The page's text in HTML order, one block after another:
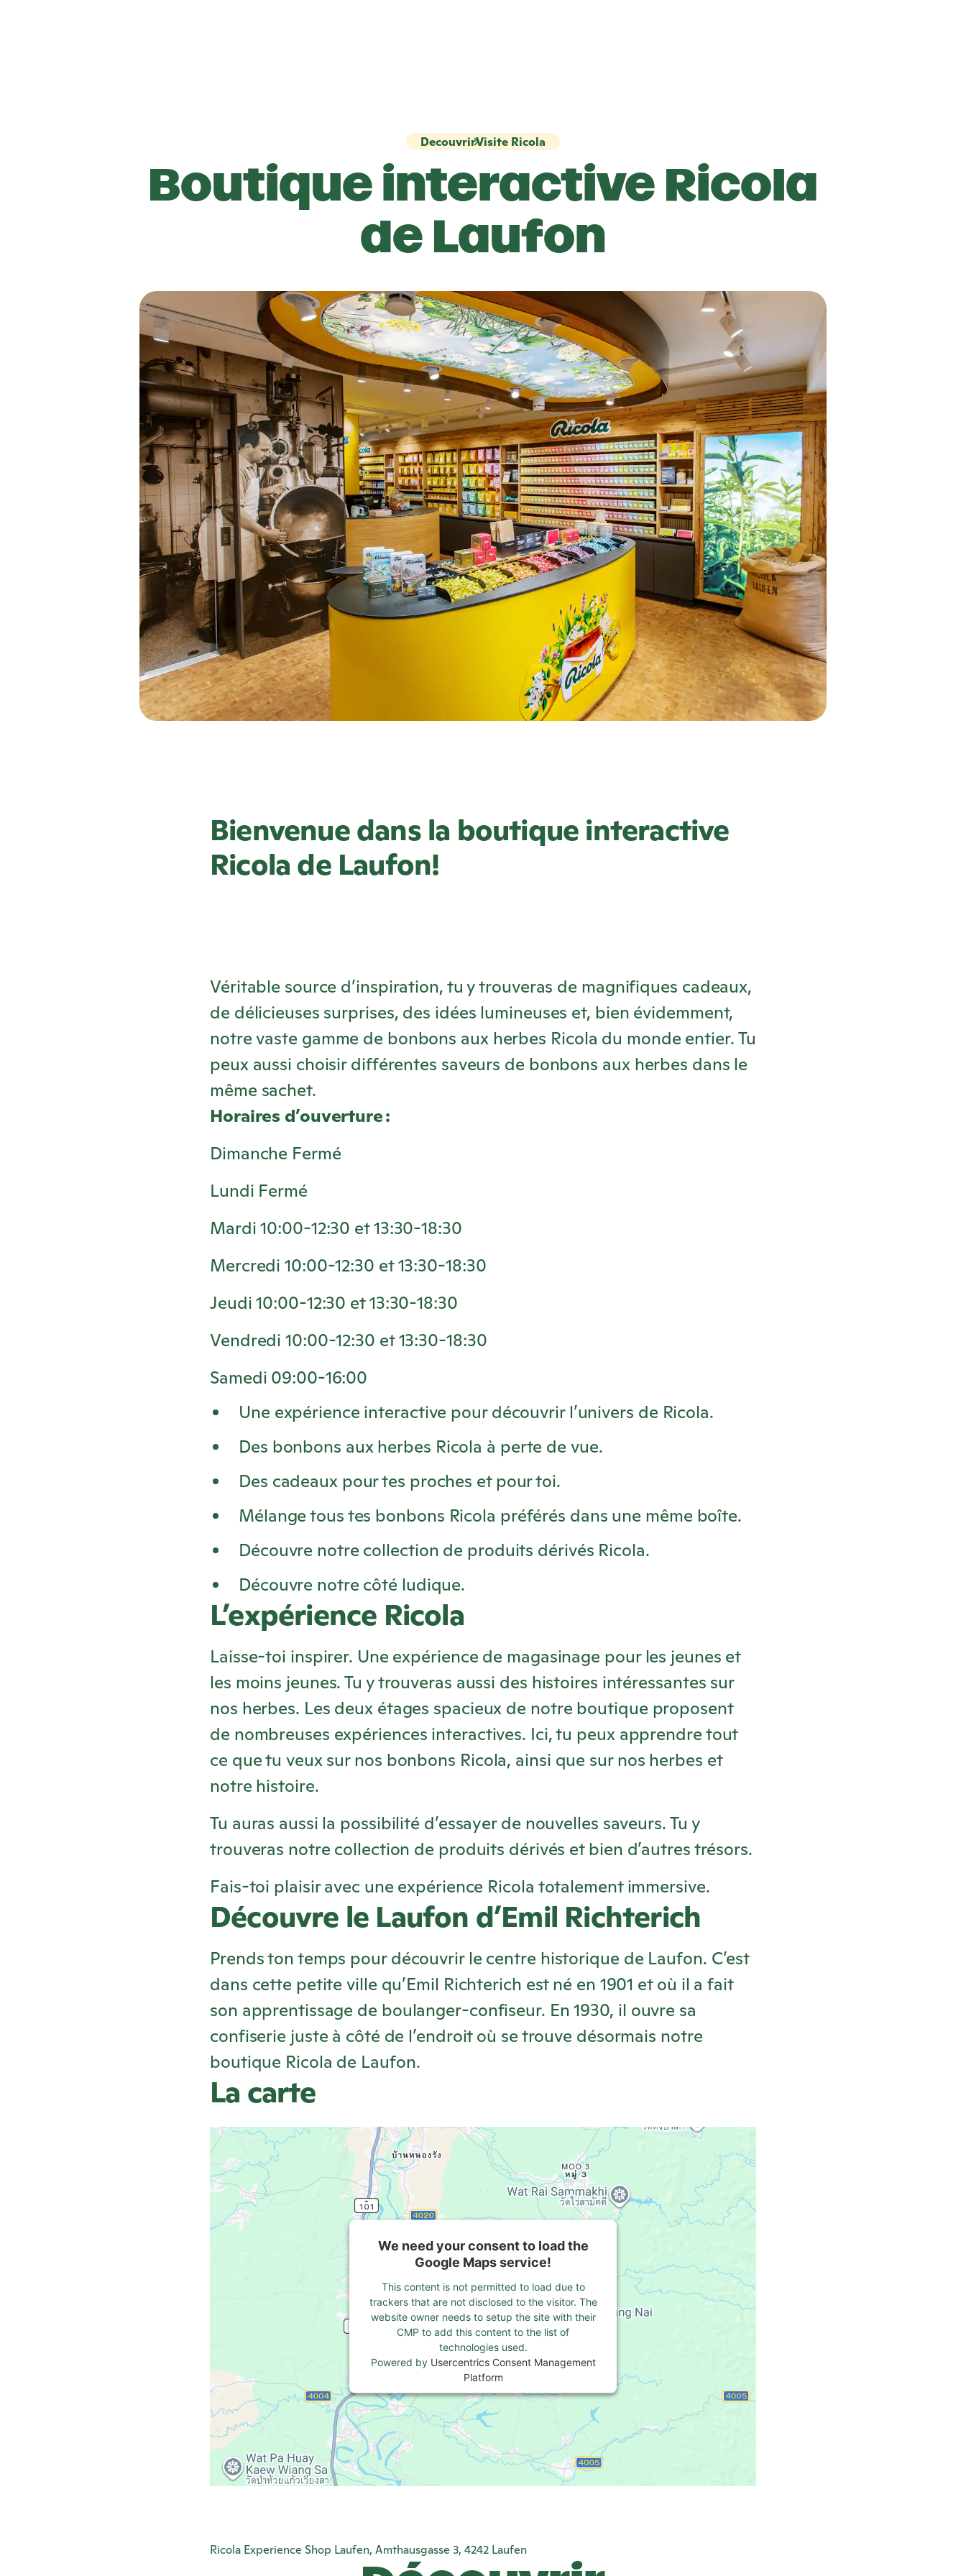
Boutique interactive Ricola
de Laufon
DecouvrirVisite Ricola
Bienvenue dans la boutique interactive
Ricola de Laufon!
Véritable source d’inspiration, tu y trouveras de magnifiques cadeaux,
de délicieuses surprises, des idées lumineuses et, bien évidemment,
notre vaste gamme de bonbons aux herbes Ricola du monde entier. Tu
peux aussi choisir différentes saveurs de bonbons aux herbes dans le
même sachet.
Horaires d’ouverture :
Dimanche Fermé
Lundi Fermé
Mardi 10:00-12:30 et 13:30-18:30
Mercredi 10:00-12:30 et 13:30-18:30
Jeudi 10:00-12:30 et 13:30-18:30
Vendredi 10:00-12:30 et 13:30-18:30
Samedi 09:00-16:00
Une expérience interactive pour découvrir l’univers de Ricola.
Des bonbons aux herbes Ricola à perte de vue.
Des cadeaux pour tes proches et pour toi.
Mélange tous tes bonbons Ricola préférés dans une même boîte.
Découvre notre collection de produits dérivés Ricola.
Découvre notre côté ludique.
L’expérience Ricola
Laisse-toi inspirer. Une expérience de magasinage pour les jeunes et
les moins jeunes. Tu y trouveras aussi des histoires intéressantes sur
nos herbes. Les deux étages spacieux de notre boutique proposent
de nombreuses expériences interactives. Ici, tu peux apprendre tout
ce que tu veux sur nos bonbons Ricola, ainsi que sur nos herbes et
notre histoire.
Tu auras aussi la possibilité d’essayer de nouvelles saveurs. Tu y
trouveras notre collection de produits dérivés et bien d’autres trésors.
Fais-toi plaisir avec une expérience Ricola totalement immersive.
Découvre le Laufon d’Emil Richterich
Prends ton temps pour découvrir le centre historique de Laufon. C’est
dans cette petite ville qu’Emil Richterich est né en 1901 et où il a fait
son apprentissage de boulanger-confiseur. En 1930, il ouvre sa
confiserie juste à côté de l’endroit où se trouve désormais notre
boutique Ricola de Laufon.
La carte
We need your consent to load the
Google Maps service!
This content is not permitted to load due to
trackers that are not disclosed to the visitor. The
website owner needs to setup the site with their
CMP to add this content to the list of
technologies used.
Powered by Usercentrics Consent Management
Platform
Ricola Experience Shop Laufen, Amthausgasse 3, 4242 Laufen